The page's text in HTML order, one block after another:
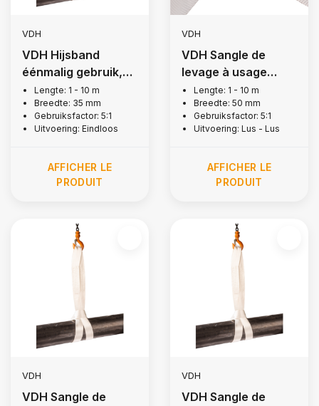
VDH
VDH Hijsband
éénmalig gebruik,
1,5 ton
Lengte: 1 - 10 m
Breedte: 35 mm
Gebruiksfactor: 5:1
Uitvoering: Eindloos
AFFICHER LE
PRODUIT
VDH
VDH Sangle de
levage à usage
unique, 1 tonne
Lengte: 1 - 10 m
Breedte: 50 mm
Gebruiksfactor: 5:1
Uitvoering: Lus - Lus
AFFICHER LE
PRODUIT
VDH
VDH Sangle de
VDH
VDH Sangle de